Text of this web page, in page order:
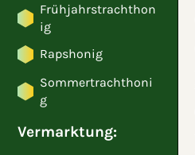
Frühjahrstrachthon
ig
Rapshonig
Sommertrachthoni
g
Vermarktung: